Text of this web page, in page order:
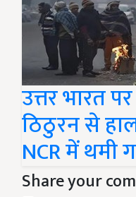
उत्तर भारत
ठिठुरन से
NCR में थमी
Share your